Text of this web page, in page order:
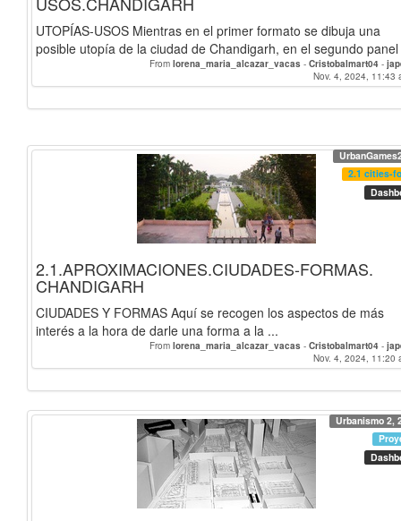
UTOPÍAS-USOS Mientras en el primer formato se dibuja una
posible utopía de la ciudad de Chandigarh, en el segundo
From lorena_maria_alcazar_vacas - Cristobalmart04 -
Nov. 4, 2024, 11:43
2.1 cities-
2.1.APROXIMACIONES.CIUDADES-FORMAS.
CHANDIGARH
CIUDADES Y FORMAS Aquí se recogen los aspectos de más
interés a la hora de darle una forma a la ...
From lorena_maria_alcazar_vacas - Cristobalmart04 -
Nov. 4, 2024, 11:20
Urbanismo 2,